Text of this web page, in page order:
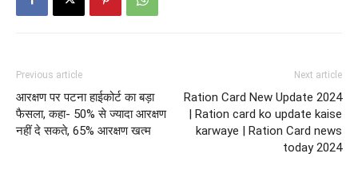
Previous article
आरक्षण पर पटना हाईकोर्ट का बड़ा
फैसला, कहा- 50% से ज्यादा आरक्षण
नहीं दे सकते, 65% आरक्षण खत्म
Next article
Ration Card New Update 2024
| Ration card ko update kaise
karwaye | Ration Card news
today 2024